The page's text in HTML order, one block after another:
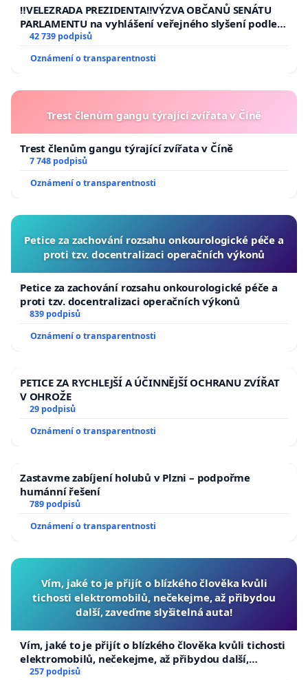
republiky
‼️VELEZRADA PREZIDENTA‼️VÝZVA OBČANŮ SENÁTU
PARLAMENTU na vyhlášení veřejného slyšení podle §
144 jednacího řádu Senátu k návrhu na přijetí
republiky
42 739 podpisů
Oznámení o transparentnosti
Trest členům gangu týrající zvířata v Číně
Trest členům gangu týrající zvířata v Číně
7 748 podpisů
Oznámení o transparentnosti
Petice za zachování rozsahu onkourologické péče a
proti tzv. docentralizaci operačních výkonů
Petice za zachování rozsahu onkourologické péče a
proti tzv. docentralizaci operačních výkonů
839 podpisů
Oznámení o transparentnosti
PETICE ZA RYCHLEJŠÍ A ÚČINNĚJŠÍ OCHRANU ZVÍŘAT
V OHROŽE
29 podpisů
Oznámení o transparentnosti
Zastavme zabíjení holubů v Plzni – podpořme
humánní řešení
789 podpisů
Oznámení o transparentnosti
Vím, jaké to je přijít o blízkého člověka kvůli
tichosti elektromobilů, nečekejme, až přibydou
další, zaveďme slyšitelná auta!
Vím, jaké to je přijít o blízkého člověka kvůli tichosti
elektromobilů, nečekejme, až přibydou další,
zaveďme slyšitelná auta!
257 podpisů